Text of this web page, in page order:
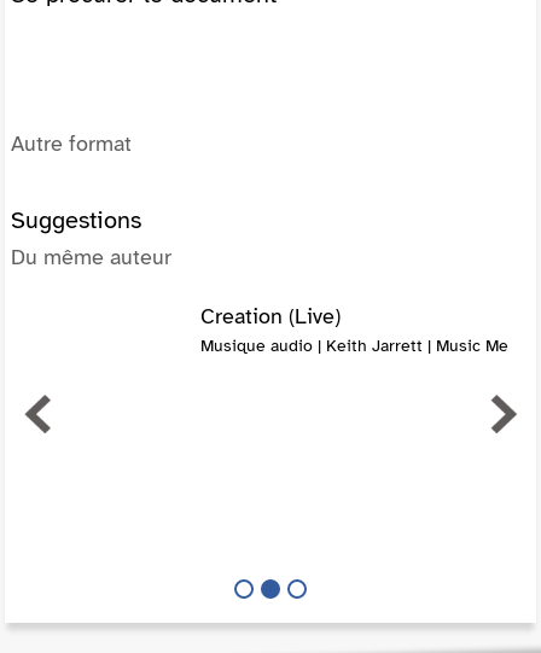
Autre format
Suggestions
Du même auteur
Creation (Live)
Musique audio | Keith Jarrett | Music Me